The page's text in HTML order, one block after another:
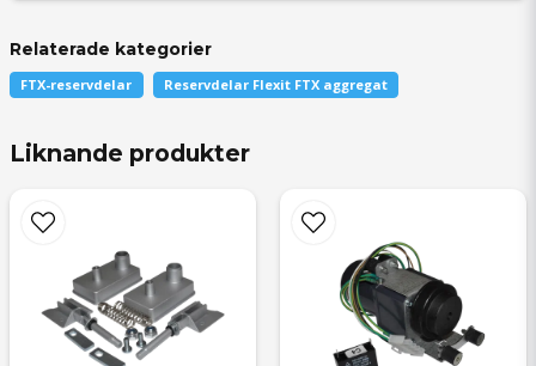
question
Namn
Relaterade kategorier
FTX-reservdelar Reservdelar Flexit FTX aggregat
Liknande produkter